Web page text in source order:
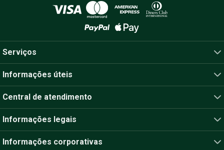
Serviços
Informações legais
Informações úteis
Central de atendimento
Informações corporativas